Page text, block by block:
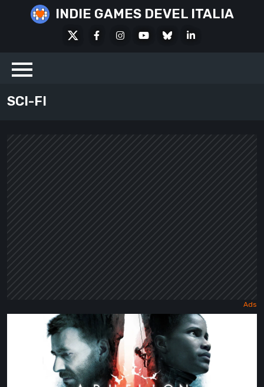
INDIE GAMES DEVEL ITALIA
FacebookInstagramYoutubeBlueskyLinkedIn
SCI-FI
Aphelion,
recensione:
un’emozionante